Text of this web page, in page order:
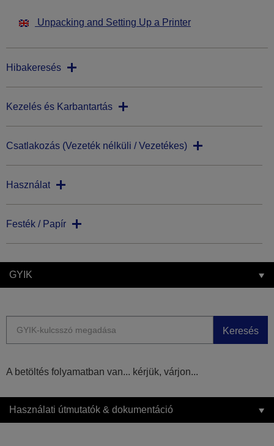
Unpacking and Setting Up a Printer
Hibakeresés
Kezelés és Karbantartás
Csatlakozás (Vezeték nélküli / Vezetékes)
Használat
Festék / Papír
GYIK
Keresés
A betöltés folyamatban van... kérjük, várjon...
Használati útmutatók & dokumentáció